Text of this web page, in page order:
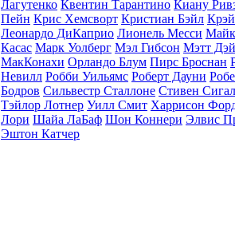
Лагутенко Квентин Тарантино Киану
Пейн Крис Хемсворт Кристиан Бэйл
Леонардо ДиКаприо Лионель Месси
Касас Марк Уолберг Мэл Гибсон Мэтт
МакКонахи Орландо Блум Пирс Броснан
Невилл Робби Уильямс Роберт Дауни
Бодров Сильвестр Сталлоне Стивен Сигал
Тэйлор Лотнер Уилл Смит Харрисон
Лори Шайа ЛаБаф Шон Коннери Элвис
Эштон Катчер